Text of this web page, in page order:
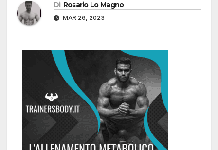
Di Rosario Lo Magno
MAR 26, 2023